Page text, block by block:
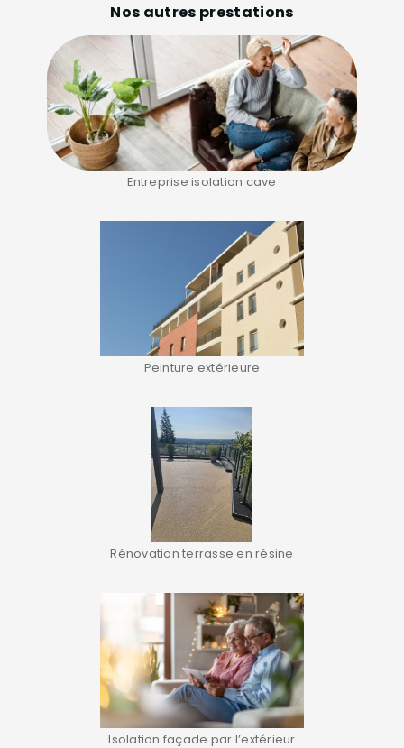
Nos autres prestations
Entreprise isolation cave
Peinture extérieure
Rénovation terrasse en résine
Isolation façade par l’extérieur